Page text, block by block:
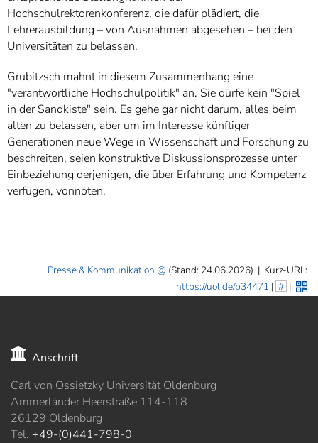
Hochschulrektorenkonferenz, die dafür plädiert, die
Lehrerausbildung – von Ausnahmen abgesehen – bei den
Universitäten zu belassen.
Grubitzsch mahnt in diesem Zusammenhang eine
"verantwortliche Hochschulpolitik" an. Sie dürfe kein "Spiel
in der Sandkiste" sein. Es gehe gar nicht darum, alles beim
alten zu belassen, aber um im Interesse künftiger
Generationen neue Wege in Wissenschaft und Forschung zu
beschreiten, seien konstruktive Diskussionsprozesse unter
Einbeziehung derjenigen, die über Erfahrung und Kompetenz
verfügen, vonnöten.
Presse & Kommunikation (Stand: 24.06.2026) | Kurz-URL:
https://uol.de/p34471 | # |
Anschrift
Carl von Ossietzky Universität Oldenburg
Ammerländer Heerstraße 114-118
26129 Oldenburg
Tel. +49-(0)441-798-0